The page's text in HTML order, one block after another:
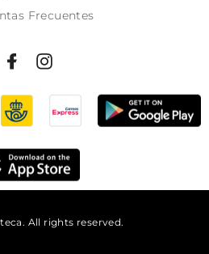
Frecuentes
All rights reserved.